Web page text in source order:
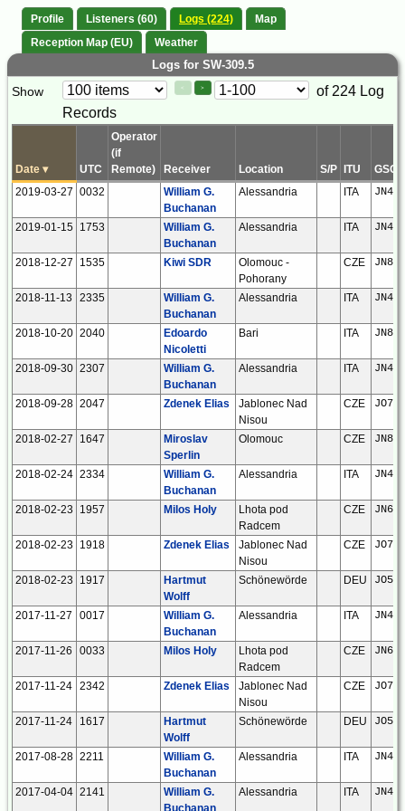
Profile Listeners (60) Logs (224)
Map
Reception Map (EU)
Weather
Logs for SW-309.5
Paging
Controls
Show < >
Page
Control
of 224 Log
Records
Date ▾ UTC
Operator
(if
Remote)
Receiver Location S/P ITU
GSQ
2019-03-27 0032
William G.
Buchanan
Alessandria ITA
2019-01-15 1753
William G.
Buchanan
Alessandria ITA
2018-12-27 1535 Kiwi SDR
Olomouc -
Pohorany
CZE
2018-11-13 2335
William G.
Buchanan
Alessandria ITA
2018-10-20 2040
Edoardo
Nicoletti
Bari ITA
2018-09-30 2307
William G.
Buchanan
Alessandria ITA
2018-09-28 2047 Zdenek Elias
Jablonec Nad
Nisou
CZE
2018-02-27 1647
Miroslav
Sperlin
Olomouc CZE
2018-02-24 2334
William G.
Buchanan
Alessandria ITA
2018-02-23 1957 Milos Holy
Lhota pod
Radcem
CZE
2018-02-23 1918 Zdenek Elias
Jablonec Nad
Nisou
CZE
2018-02-23 1917
Hartmut
Wolff
Schönewörde DEU
2017-11-27 0017
William G.
Buchanan
Alessandria ITA
2017-11-26 0033 Milos Holy
Lhota pod
Radcem
CZE
2017-11-24 2342 Zdenek Elias
Jablonec Nad
Nisou
CZE
2017-11-24 1617
Hartmut
Wolff
Schönewörde DEU
2017-08-28 2211
William G.
Buchanan
Alessandria ITA
2017-04-04 2141
William G.
Buchanan
Alessandria ITA